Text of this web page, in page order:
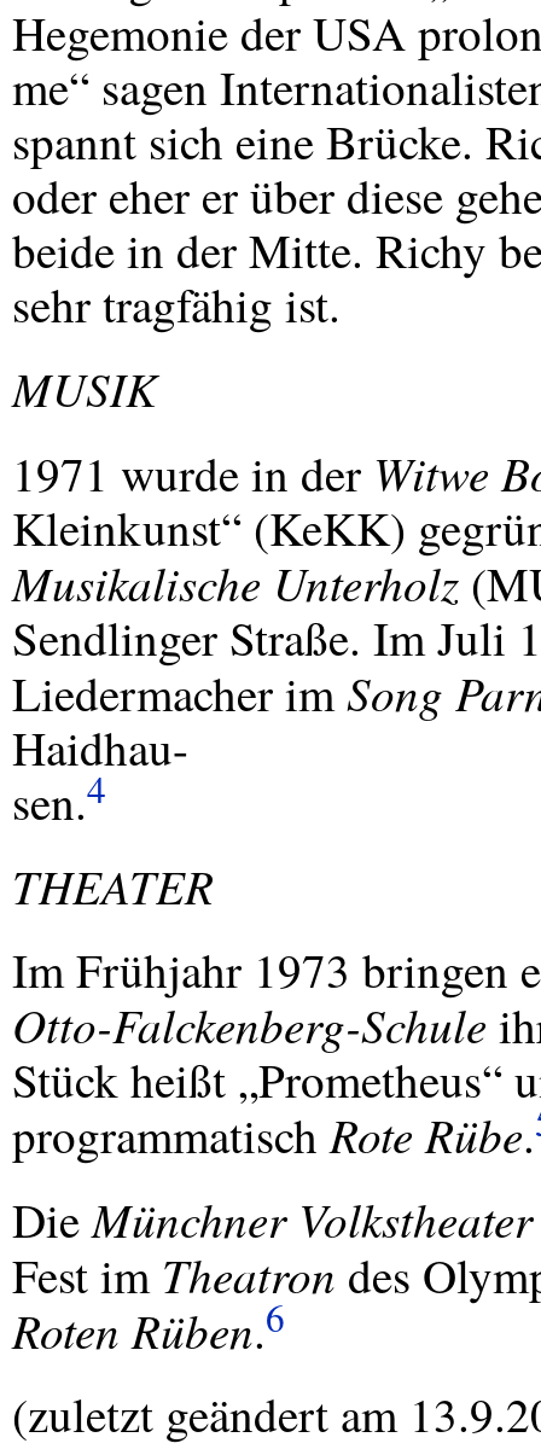
Hegemonie derUSA
me“ sagen
spannt sich eine Brücke.
oder eher er über diese
beide in der Mitte. Richy
sehr tragfähig ist.
MUSIK
1971 wurde in der Witwe
Kleinkunst“ (KeKK)
Musikalische Unterholz (
Sendlinger Straße. Im Juli
Liedermacher imSong
Haidhau-
sen.4
THEATER
Im Frühjahr 1973 bringen
Otto-Falckenberg-Schule
Stück heißt „Prometheus“
programmatischRote Rübe.
DieMünchner
Fest im Theatron des
Roten Rüben.6
(zuletzt geändert am